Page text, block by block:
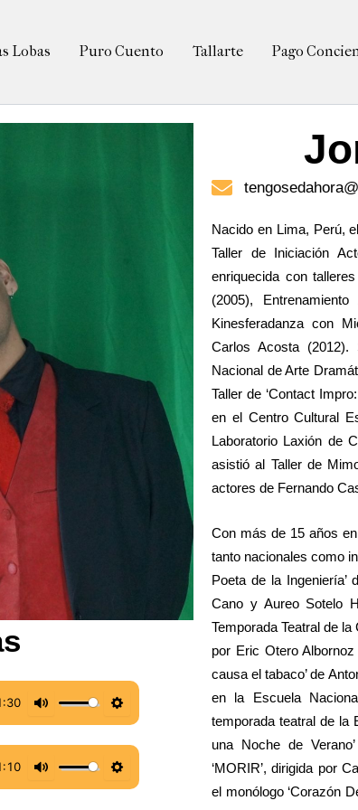
Lobas Puro Cuento Tallarte Pago
M
u
t
e
S
e
t
t
M
S
Nacido en Lima, Perú,
Taller de Iniciación
enriquecida con
(2005),
Kinesferadanza con
Carlos Acosta
Nacional de Arte
Taller de ‘Contact
en el Centro Cultural
Laboratorio Laxión de
asistió al Taller de
actores de Fernando
Con más de 15 años
tanto nacionales como
Poeta de la
Cano y Aureo Sotelo
Temporada Teatral de la
por Eric Otero
causa el tabaco’ de
en la Escuela
temporada teatral de la
una Noche de
‘MORIR’, dirigida por
el monólogo ‘Corazón